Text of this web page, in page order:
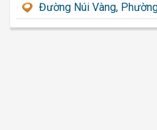
Đường Núi Vàng,